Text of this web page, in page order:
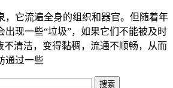
，它流遍全身的组织和器官。但随着年
出现一些“垃圾”，如果它们不能被及时
不清洁，变得黏稠，流通不顺畅，从而
通过一些
搜索